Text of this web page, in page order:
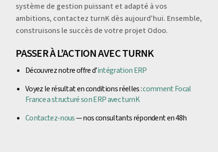
système de gestion puissant et adapté à vos
ambitions, contactez turnK dès aujourd'hui. Ensemble,
construisons le succès de votre projet Odoo.
PASSER À L’ACTION AVEC TURNK
Découvrez notre offre d’intégration ERP
Voyez le résultat en conditions réelles :comment Focal
France a structuré son ERP avec turnK
Contactez-nous— nos consultants répondent en 48h